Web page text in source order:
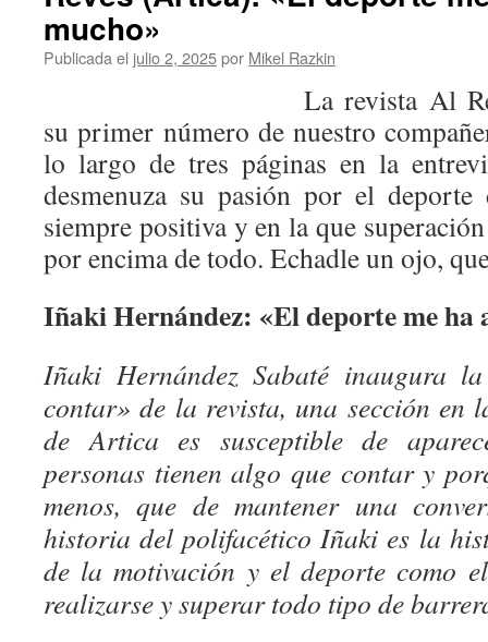
mucho»
Publicada el julio 2, 2025por Mikel Razkin
La revista Al
su primer número de nuestro
lo largo de tres páginas en la
desmenuza su pasión por el deporte
siempre positiva y en la que
por encima de todo. Echadle un ojo,
Iñaki Hernández: «El deporte me ha
Iñaki Hernández Sabaté inaugura
contar» de la revista, una sección en
de Artica es susceptible de
personas tienen algo que contar y
menos, que de mantener una
historia del polifacético Iñaki es la
de la motivación y el deporte como
realizarse y superar todo tipo de